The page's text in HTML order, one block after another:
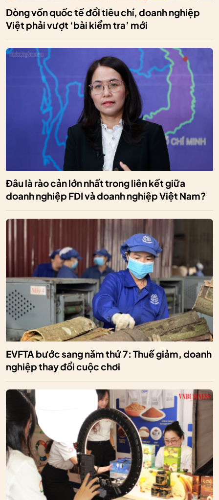
Dòng vốn quốc tế đổi tiêu chí, doanh nghiệp
Việt phải vượt ‘bài kiểm tra’ mới
Đâu là rào cản lớn nhất trong liên kết giữa
doanh nghiệp FDI và doanh nghiệp Việt Nam?
EVFTA bước sang năm thứ 7: Thuế giảm, doanh
nghiệp thay đổi cuộc chơi